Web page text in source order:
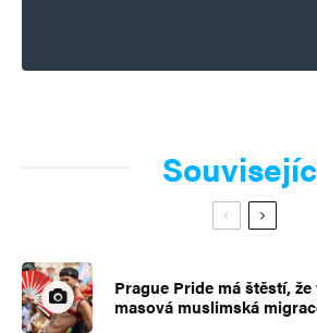
Prague Pride má štěstí,
masová muslimská